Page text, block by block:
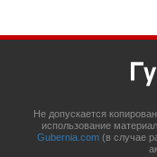
Не допускается
использование
Gubernia.com (в случае